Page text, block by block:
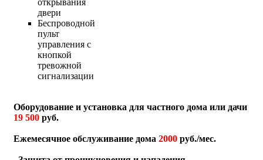
открывания
двери
Беспроводной
пульт
управления с
кнопкой
тревожной
сигнализации
Оборудование и установка для частного дома или дачи
19 500 руб.
Ежемесячное обслуживание дома 2000 руб./мес.